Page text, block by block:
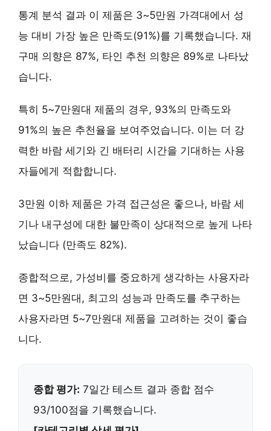
통계 분석 결과 이 제품은 3~5만원 가격대에서 성
능 대비 가장 높은 만족도(91%)를 기록했습니다. 재
구매 의향은 87%, 타인 추천 의향은 89%로 나타났
습니다.
특히 5~7만원대 제품의 경우, 93%의 만족도와
91%의 높은 추천율을 보여주었습니다. 이는 더 강
력한 바람 세기와 긴 배터리 시간을 기대하는 사용
자들에게 적합합니다.
3만원 이하 제품은 가격 접근성은 좋으나, 바람 세
기나 내구성에 대한 불만족이 상대적으로 높게 나타
났습니다 (만족도 82%).
종합적으로, 가성비를 중요하게 생각하는 사용자라
면 3~5만원대, 최고의 성능과 만족도를 추구하는
사용자라면 5~7만원대 제품을 고려하는 것이 좋습
니다.
종합 평가: 7일간 테스트 결과 종합 점수
93/100점을 기록했습니다.